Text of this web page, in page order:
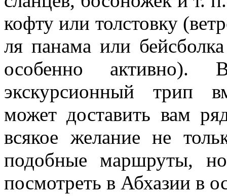
кофту или толстовку
ля панама или
особенно активно).
экскурсионный трип
может доставить вам
всякое желание не
подобные маршруты,
посмотреть в Абхазии в